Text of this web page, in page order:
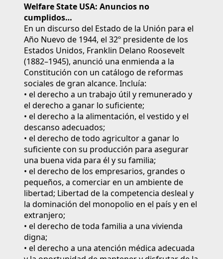
Welfare State USA: Anuncios no
cumplidos…
En un discurso del Estado de la Unión para el
Año Nuevo de 1944, el 32º presidente de los
Estados Unidos, Franklin Delano Roosevelt
(1882–1945), anunció una enmienda a la
Constitución con un catálogo de reformas
sociales de gran alcance. Incluía:
• el derecho a un trabajo útil y remunerado y
el derecho a ganar lo suficiente;
• el derecho a la alimentación, el vestido y el
descanso adecuados;
• el derecho de todo agricultor a ganar lo
suficiente con su producción para asegurar
una buena vida para él y su familia;
• el derecho de los empresarios, grandes o
pequeños, a comerciar en un ambiente de
libertad; Libertad de la competencia desleal y
la dominación del monopolio en el país y en el
extranjero;
• el derecho de toda familia a una vivienda
digna;
• el derecho a una atención médica adecuada